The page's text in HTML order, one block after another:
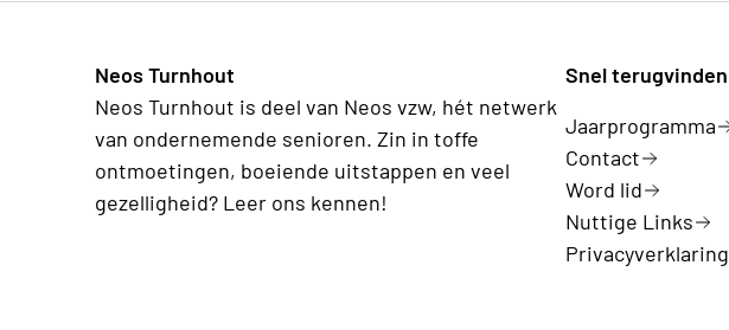
Neos Turnhout
Neos Turnhout is deel van Neos vzw, hét netwerk
van ondernemende senioren. Zin in toffe
ontmoetingen, boeiende uitstappen en veel
gezelligheid? Leer ons kennen!
Snel terugvinden
Jaarprogramma
Contact
Word lid
Nuttige Links
Privacyverklaring